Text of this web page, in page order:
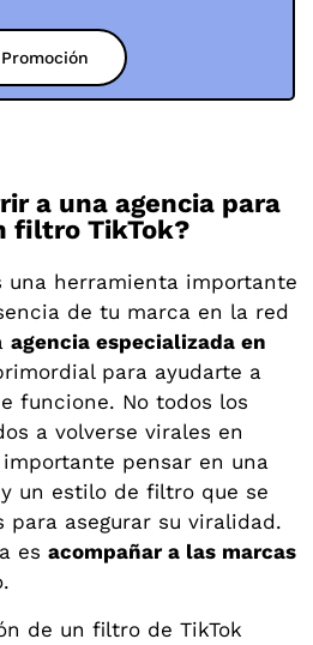
Promoción
a una agencia para
filtro TikTok?
una herramienta importante
de tu marca en la red
agencia especializada en
para ayudarte a
funcione. No todos los
a volverse virales en
pensar en una
un estilo de filtro que se
para asegurar su viralidad.
es acompañar a las marcas
de un filtro de TikTok